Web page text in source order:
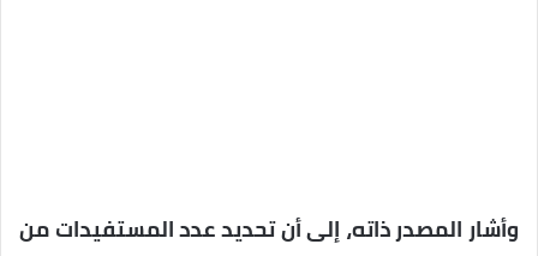
وأشار المصدر ذاته، إلى أن تحديد عدد المستفيدات من